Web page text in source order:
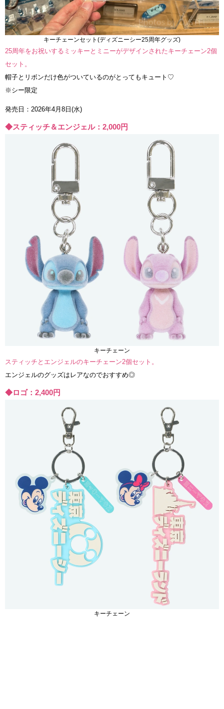
キーチェーンセット(ディズニーシー25周年グッズ)
25周年をお祝いするミッキーとミニーがデザインされたキーチェーン2個
セット。
帽子とリボンだけ色がついているのがとってもキュート♡
※シー限定
発売日：2026年4月8日(水)
◆スティッチ＆エンジェル：2,000円
キーチェーン
スティッチとエンジェルのキーチェーン2個セット。
エンジェルのグッズはレアなのでおすすめ◎
◆ロゴ：2,400円
キーチェーン